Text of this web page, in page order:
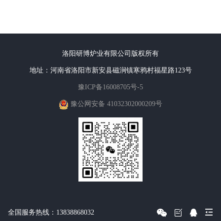
洛阳研博炉业有限公司版权所有
地址：河南省洛阳市新安县磁涧镇寒鸦村福星路123号
豫ICP备16008705号-5
豫公网安备 41032302000209号
全国服务热线：13838868032